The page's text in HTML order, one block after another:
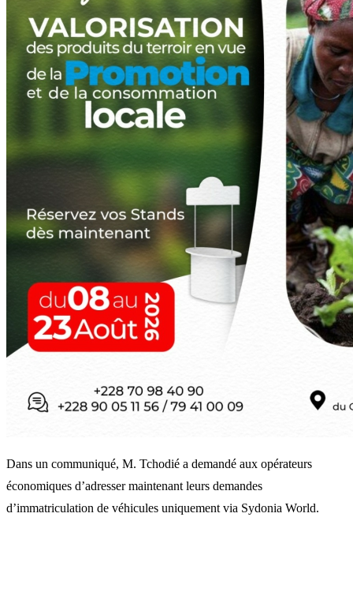
Dans un communiqué, M. Tchodié a demandé aux opérateurs
économiques d’adresser maintenant leurs demandes
d’immatriculation de véhicules uniquement via Sydonia World.